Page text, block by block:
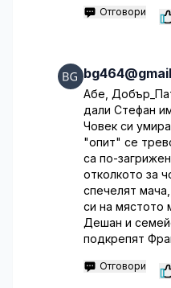
Отговори
bg464@gmail
Абе,
дали Стефан
Човек си
"опит" се
са по-
отколкото за
спечелят
си на мястото
Дешан и
подкрепят
Отговори